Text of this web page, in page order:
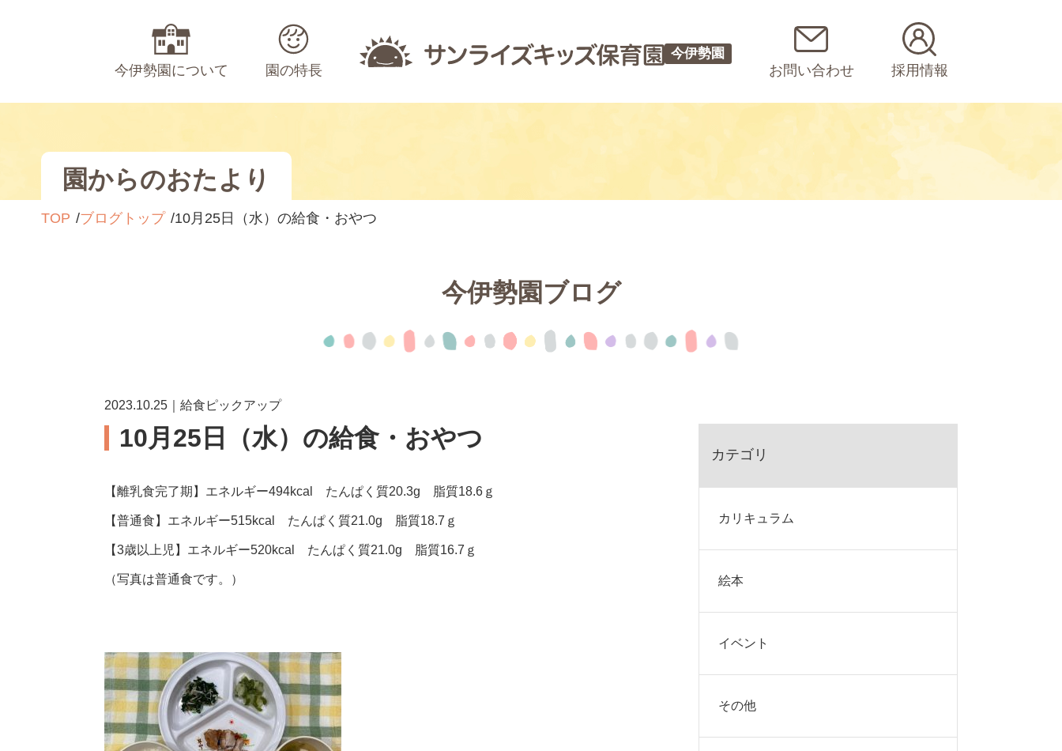
今伊勢園について 園の特長
今伊勢園
お問い合わせ 採用情報
園からのおたより
TOP ブログトップ 10月25日（水）の給食・おやつ
今伊勢園ブログ
2023.10.25｜給食ピックアップ
10月25日（水）の給食・おやつ
【離乳食完了期】エネルギー494kcal たんぱく質20.3g 脂質18.6ｇ
【普通食】エネルギー515kcal たんぱく質21.0g 脂質18.7ｇ
【3歳以上児】エネルギー520kcal たんぱく質21.0g 脂質16.7ｇ
（写真は普通食です。）
カテゴリ
カリキュラム
絵本
イベント
その他